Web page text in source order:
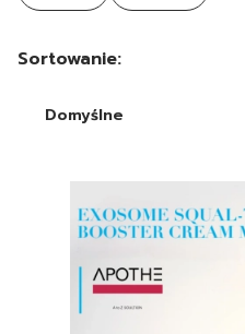
Lista
Sortowanie:
Domyślne